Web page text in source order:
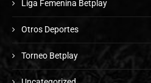
Liga Femenina Betplay
Otros Deportes
Torneo Betplay